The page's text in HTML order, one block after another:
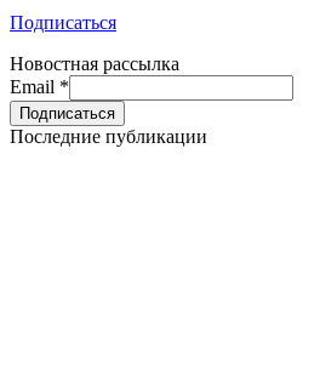
Подписаться
Новостная рассылка
Email *
Последние публикации